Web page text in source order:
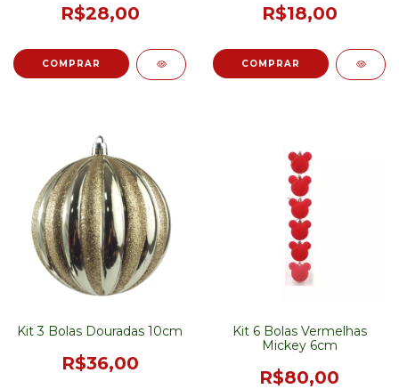
R$28,00 R$18,00
Kit 3 Bolas Douradas 10cm
R$36,00
Kit 6 Bolas Vermelhas
Mickey 6cm
R$80,00